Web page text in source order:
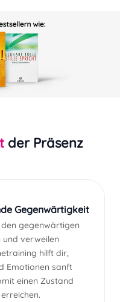
der Präsenz
Gegenwärtigkeit
gegenwärtigen
und verweilen
hilft dir,
Emotionen sanft
einen Zustand